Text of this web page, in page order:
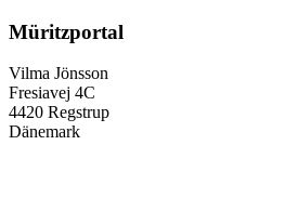
Müritzportal
Vilma Jönsson
Fresiavej 4C
4420 Regstrup
Dänemark